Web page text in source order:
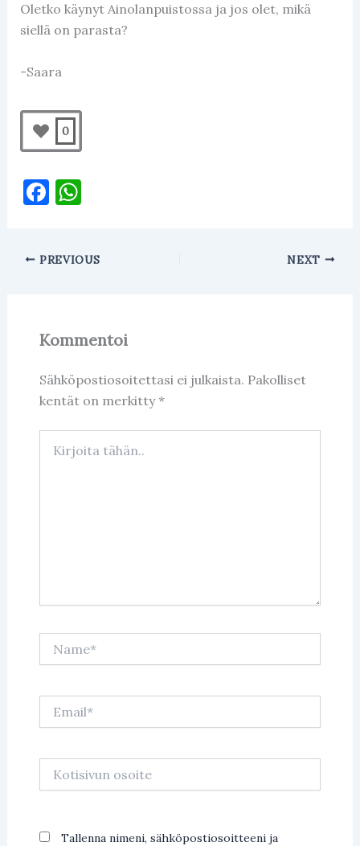
Oletko käynyt Ainolanpuistossa ja jos olet, mikä
siellä on parasta?
-Saara
0
F
e
o
k
W
s
p
PREVIOUS NEXT
Kommentoi
Sähköpostiosoitettasi ei julkaista. Pakolliset
kentät on merkitty*
tähän..
osoite
Tallenna nimeni, sähköpostiosoitteeni ja